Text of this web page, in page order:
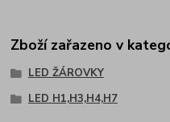
Zboží zařazeno v
LED ŽÁROVKY
LED H1,H3,H4,H7